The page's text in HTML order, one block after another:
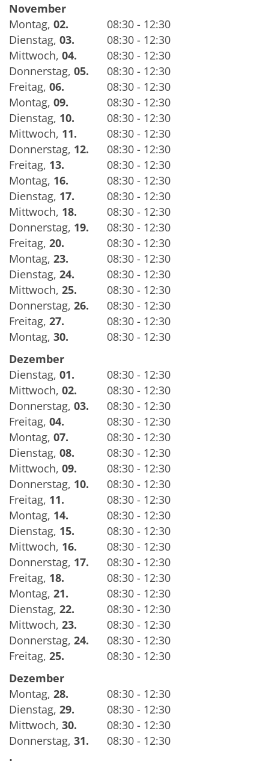
November
Montag, 02.
08:30 - 12:30
Dienstag, 03.
08:30 - 12:30
Mittwoch, 04.
08:30 - 12:30
Donnerstag, 05.
08:30 - 12:30
Freitag, 06.
08:30 - 12:30
Montag, 09.
08:30 - 12:30
Dienstag, 10.
08:30 - 12:30
Mittwoch, 11.
08:30 - 12:30
Donnerstag, 12.
08:30 - 12:30
Freitag, 13.
08:30 - 12:30
Montag, 16.
08:30 - 12:30
Dienstag, 17.
08:30 - 12:30
Mittwoch, 18.
08:30 - 12:30
Donnerstag, 19.
08:30 - 12:30
Freitag, 20.
08:30 - 12:30
Montag, 23.
08:30 - 12:30
Dienstag, 24.
08:30 - 12:30
Mittwoch, 25.
08:30 - 12:30
Donnerstag, 26.
08:30 - 12:30
Freitag, 27.
08:30 - 12:30
Montag, 30.
08:30 - 12:30
Dezember
Dienstag, 01.
08:30 - 12:30
Mittwoch, 02.
08:30 - 12:30
Donnerstag, 03.
08:30 - 12:30
Freitag, 04.
08:30 - 12:30
Montag, 07.
08:30 - 12:30
Dienstag, 08.
08:30 - 12:30
Mittwoch, 09.
08:30 - 12:30
Donnerstag, 10.
08:30 - 12:30
Freitag, 11.
08:30 - 12:30
Montag, 14.
08:30 - 12:30
Dienstag, 15.
08:30 - 12:30
Mittwoch, 16.
08:30 - 12:30
Donnerstag, 17.
08:30 - 12:30
Freitag, 18.
08:30 - 12:30
Montag, 21.
08:30 - 12:30
Dienstag, 22.
08:30 - 12:30
Mittwoch, 23.
08:30 - 12:30
Donnerstag, 24.
08:30 - 12:30
Freitag, 25.
08:30 - 12:30
Dezember
Montag, 28.
08:30 - 12:30
Dienstag, 29.
08:30 - 12:30
Mittwoch, 30.
08:30 - 12:30
Donnerstag, 31.
08:30 - 12:30